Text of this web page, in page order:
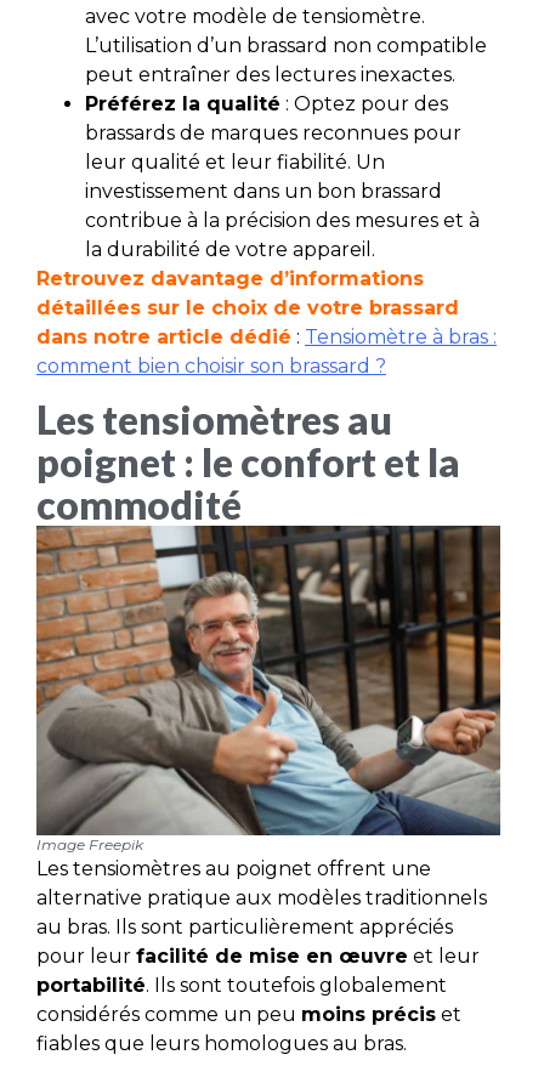
avec votre modèle de tensiomètre.
L’utilisation d’un brassard non compatible
peut entraîner des lectures inexactes.
Préférez la qualité : Optez pour des
brassards de marques reconnues pour
leur qualité et leur fiabilité. Un
investissement dans un bon brassard
contribue à la précision des mesures et à
la durabilité de votre appareil.
Retrouvez davantage d’informations
détaillées sur le choix de votre brassard
dans notre article dédié : Tensiomètre à bras :
comment bien choisir son brassard ?
Les tensiomètres au
poignet : le confort et la
commodité
Image Freepik
Les tensiomètres au poignet offrent une
alternative pratique aux modèles traditionnels
au bras. Ils sont particulièrement appréciés
pour leur facilité de mise en œuvre et leur
portabilité. Ils sont toutefois globalement
considérés comme un peu moins précis et
fiables que leurs homologues au bras.